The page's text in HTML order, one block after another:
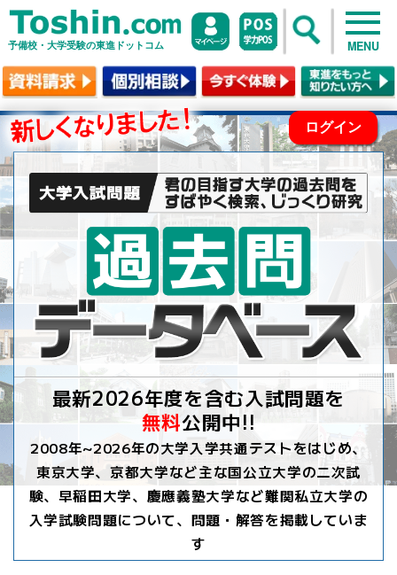
予備校・大学受験の東進ドットコム MENU
最新2026年度を含む入試問題を
無料公開中!!
2008年~2026年の大学入学共通テストをはじめ、
東京大学、京都大学など主な国公立大学の二次試
験、早稲田大学、慶應義塾大学など難関私立大学の
入学試験問題について、問題・解答を掲載していま
す
ログイン